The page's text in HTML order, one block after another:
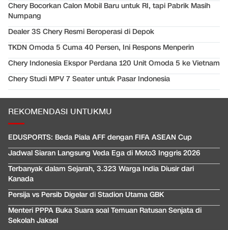
Chery Bocorkan Calon Mobil Baru untuk RI, tapi Pabrik Masih
Numpang
Dealer 3S Chery Resmi Beroperasi di Depok
TKDN Omoda 5 Cuma 40 Persen, Ini Respons Menperin
Chery Indonesia Ekspor Perdana 120 Unit Omoda 5 ke Vietnam
Chery Studi MPV 7 Seater untuk Pasar Indonesia
REKOMENDASI UNTUKMU
EDUSPORTS: Beda Piala AFF dengan FIFA ASEAN Cup
Jadwal Siaran Langsung Veda Ega di Moto3 Inggris 2026
Terbanyak dalam Sejarah, 3.323 Warga India Diusir dari
Kanada
Persija vs Persib Digelar di Stadion Utama GBK
Menteri PPPA Buka Suara soal Temuan Ratusan Senjata di
Sekolah Jaksel